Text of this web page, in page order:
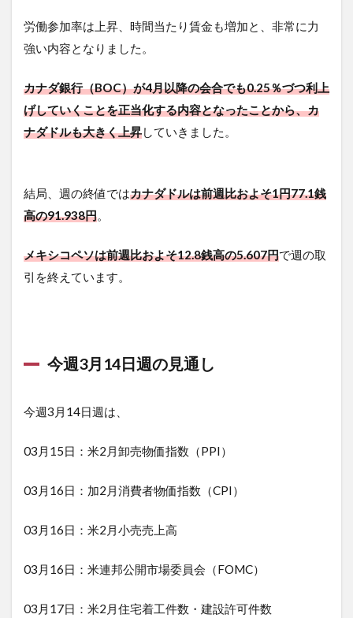
労働参加率は上昇、時間当たり賃金も増加と、非常に力
強い内容となりました。
カナダ銀行（BOC）が4月以降の会合でも0.25％づつ利上
げしていくことを正当化する内容となったことから、カ
ナダドルも大きく上昇していきました。
結局、週の終値ではカナダドルは前週比およそ1円77.1銭
高の91.938円。
メキシコペソは前週比およそ12.8銭高の5.607円で週の取
引を終えています。
今週3月14日週の見通し
今週3月14日週は、
03月15日：米2月卸売物価指数（PPI）
03月16日：加2月消費者物価指数（CPI）
03月16日：米2月小売売上高
03月16日：米連邦公開市場委員会（FOMC）
03月17日：米2月住宅着工件数・建設許可件数